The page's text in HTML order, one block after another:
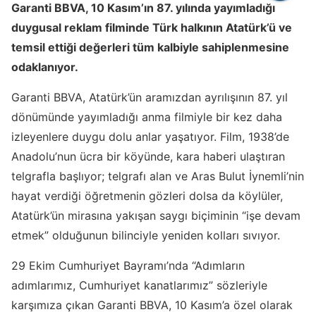
Garanti BBVA, 10 Kasım’ın 87. yılında yayımladığı
duygusal reklam filminde Türk halkının Atatürk’ü ve
temsil ettiği değerleri tüm kalbiyle sahiplenmesine
odaklanıyor.
Garanti BBVA, Atatürk’ün aramızdan ayrılışının 87. yıl
dönümünde yayımladığı anma filmiyle bir kez daha
izleyenlere duygu dolu anlar yaşatıyor. Film, 1938’de
Anadolu’nun ücra bir köyünde, kara haberi ulaştıran
telgrafla başlıyor; telgrafı alan ve Aras Bulut İynemli’nin
hayat verdiği öğretmenin gözleri dolsa da köylüler,
Atatürk’ün mirasına yakışan saygı biçiminin “işe devam
etmek” olduğunun bilinciyle yeniden kolları sıvıyor.
29 Ekim Cumhuriyet Bayramı’nda “Adımların
adımlarımız, Cumhuriyet kanatlarımız” sözleriyle
karşımıza çıkan Garanti BBVA, 10 Kasım’a özel olarak